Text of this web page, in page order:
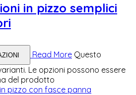
in pizzo semplici
Read More Questo
Le opzioni possono essere
del prodotto